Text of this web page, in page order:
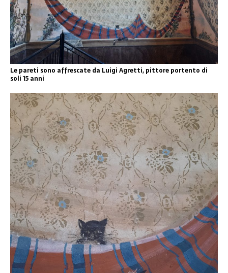
Le pareti sono affrescate da Luigi Agretti, pittore portento di
soli 15 anni